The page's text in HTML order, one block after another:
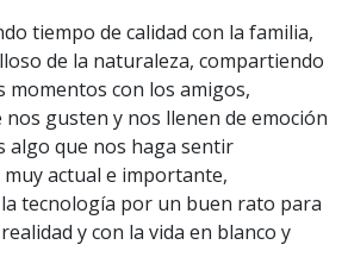
tiempo de calidad con la familia,
de la naturaleza, compartiendo
momentos con los amigos,
nos gusten y nos llenen de emoción
algo que nos haga sentir
actual e importante,
tecnología por un buen rato para
y con la vida en blanco y